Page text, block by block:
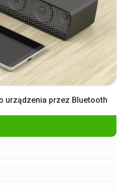
urządzenia przez Bluetooth